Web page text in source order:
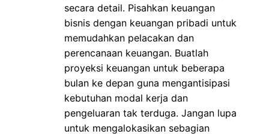
secara detail. Pisahkan keuangan
bisnis dengan keuangan pribadi untuk
memudahkan pelacakan dan
perencanaan keuangan. Buatlah
proyeksi keuangan untuk beberapa
bulan ke depan guna mengantisipasi
kebutuhan modal kerja dan
pengeluaran tak terduga. Jangan lupa
untuk mengalokasikan sebagian